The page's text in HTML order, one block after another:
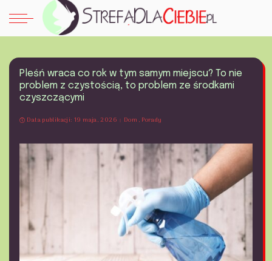
Pleśń wraca co rok w tym samym miejscu? To nie
problem z czystością, to problem ze środkami
czyszczącymi
Data publikacji: 19 maja, 2026 Dom Porady